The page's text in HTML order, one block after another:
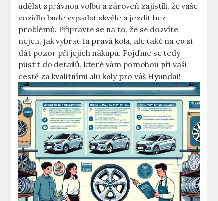
udělat správnou volbu a zároveň zajistili, že vaše
vozidlo bude vypadat skvěle a jezdit bez
problémů. Připravte se na to, že se dozvíte
nejen, jak vybrat ta pravá kola, ale také na co si
dát pozor při jejich nákupu. Pojďme se tedy
pustit do detailů, které vám pomohou při vaší
cestě za kvalitními alu koly pro váš Hyundai!